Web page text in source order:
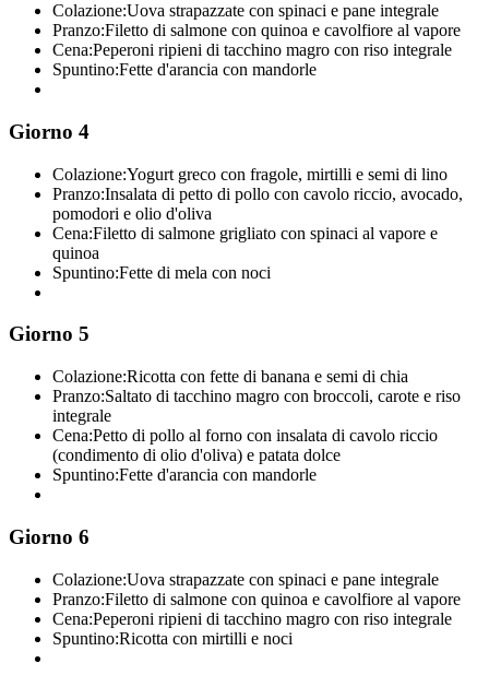
Colazione:Uova strapazzate con spinaci e pane integrale
Pranzo:Filetto di salmone con quinoa e cavolfiore al vapore
Cena:Peperoni ripieni di tacchino magro con riso integrale
Spuntino:Fette d'arancia con mandorle
Giorno 4
Colazione:Yogurt greco con fragole, mirtilli e semi di lino
Pranzo:Insalata di petto di pollo con cavolo riccio, avocado,
pomodori e olio d'oliva
Cena:Filetto di salmone grigliato con spinaci al vapore e
quinoa
Spuntino:Fette di mela con noci
Giorno 5
Colazione:Ricotta con fette di banana e semi di chia
Pranzo:Saltato di tacchino magro con broccoli, carote e riso
integrale
Cena:Petto di pollo al forno con insalata di cavolo riccio
(condimento di olio d'oliva) e patata dolce
Spuntino:Fette d'arancia con mandorle
Giorno 6
Colazione:Uova strapazzate con spinaci e pane integrale
Pranzo:Filetto di salmone con quinoa e cavolfiore al vapore
Cena:Peperoni ripieni di tacchino magro con riso integrale
Spuntino:Ricotta con mirtilli e noci